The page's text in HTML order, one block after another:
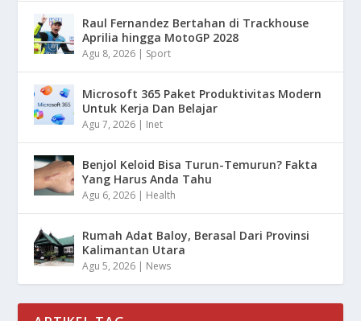
Raul Fernandez Bertahan di Trackhouse
Aprilia hingga MotoGP 2028
Agu 8, 2026 | Sport
Microsoft 365 Paket Produktivitas Modern
Untuk Kerja Dan Belajar
Agu 7, 2026 | Inet
Benjol Keloid Bisa Turun-Temurun? Fakta
Yang Harus Anda Tahu
Agu 6, 2026 | Health
Rumah Adat Baloy, Berasal Dari Provinsi
Kalimantan Utara
Agu 5, 2026 | News